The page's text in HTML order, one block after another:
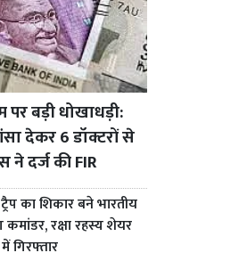
बड़ी धोखाधड़ी:
देकर 6 डॉक्टरों से
दर्ज की FIR
का शिकार बने भारतीय
रक्षा रहस्य शेयर
गिरफ्तार